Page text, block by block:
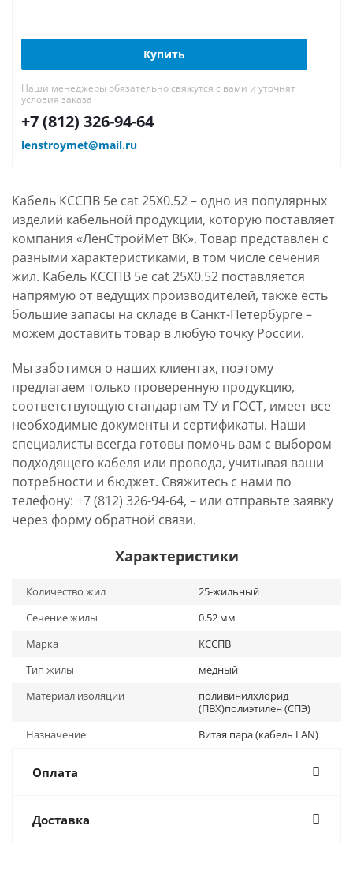
Купить
Наши менеджеры обязательно свяжутся с вами и уточнят
условия заказа
+7 (812) 326-94-64
lenstroymet@mail.ru
Кабель КССПВ 5e cat 25Х0.52 – одно из популярных
изделий кабельной продукции, которую поставляет
компания «ЛенСтройМет ВК». Товар представлен с
разными характеристиками, в том числе сечения
жил. Кабель КССПВ 5e cat 25Х0.52 поставляется
напрямую от ведущих производителей, также есть
большие запасы на складе в Санкт-Петербурге –
можем доставить товар в любую точку России.
Мы заботимся о наших клиентах, поэтому
предлагаем только проверенную продукцию,
соответствующую стандартам ТУ и ГОСТ, имеет все
необходимые документы и сертификаты. Наши
специалисты всегда готовы помочь вам с выбором
подходящего кабеля или провода, учитывая ваши
потребности и бюджет. Свяжитесь с нами по
телефону: +7 (812) 326-94-64, – или отправьте заявку
через форму обратной связи.
Характеристики
Количество жил
25-жильный
Сечение жилы
0.52 мм
Марка
КССПВ
Тип жилы
медный
Материал изоляции
поливинилхлорид
(ПВХ)полиэтилен (СПЭ)
Назначение
Витая пара (кабель LAN)
Оплата
Доставка